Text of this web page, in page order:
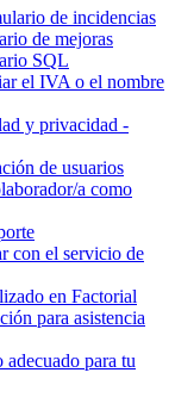
de incidencias
de mejoras
SQL
el IVA o el nombre
y privacidad -
de usuarios
a como
con el servicio de
en Factorial
para asistencia
adecuado para tu